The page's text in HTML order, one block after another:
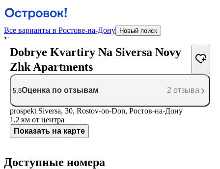
Все варианты в Ростове-на-Дону Новый поиск
У отеля нет фотографий
Dobrye Kvartiry Na Siversa Novy
Zhk Apartments
5,8Оценка по отзывам 2 отзыва
prospekt Siversa, 30, Rostov-on-Don, Ростов-на-Дону
1,2 км от центра
Показать на карте
Доступные номера